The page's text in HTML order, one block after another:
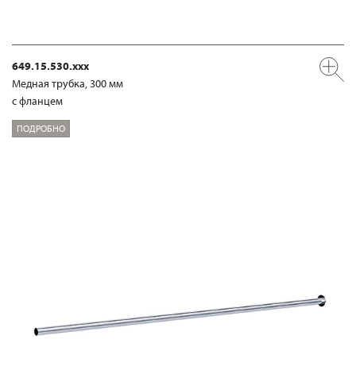
649.15.530.xxx
Медная трубка, 300 мм
с фланцем
ПОДРОБНО